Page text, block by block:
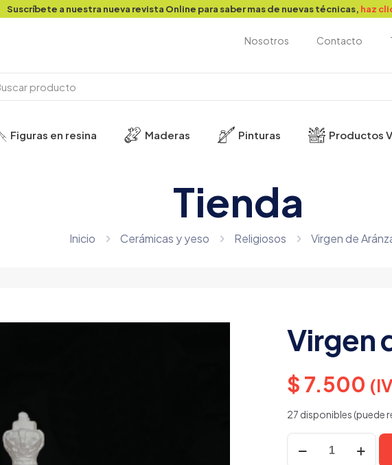
Suscríbete a nuestra nueva revista Online para saber mas de nuevas técnicas, haz
Nosotros Contacto
Figuras en resina Maderas Pinturas Productos
Tienda
Inicio Cerámicas y yeso Religiosos Virgen de
Virgen
$ 7.500
27 disponibles (puede
Virgen
de